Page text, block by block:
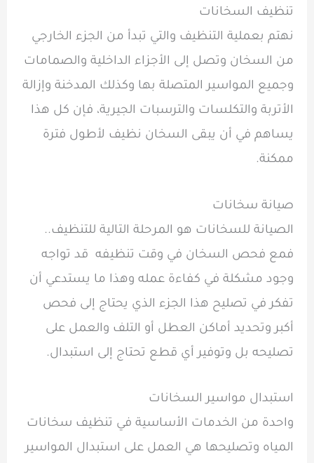
تنظيف السخانات
نهتم بعملية التنظيف والتي تبدأ من الجزء الخارجي
من السخان وتصل إلى الأجزاء الداخلية والصمامات
وجميع المواسير المتصلة بها وكذلك المدخنة وإزالة
الأتربة والتكلسات والترسبات الجيرية، فإن كل هذا
يساهم في أن يبقى السخان نظيف لأطول فترة
ممكنة.
صيانة سخانات
الصيانة للسخانات هو المرحلة التالية للتنظيف..
فمع فحص السخان في وقت تنظيفه قد تواجه
وجود مشكلة في كفاءة عمله وهذا ما يستدعي أن
تفكر في تصليح هذا الجزء الذي يحتاج إلى فحص
أكبر وتحديد أماكن العطل أو التلف والعمل على
تصليحه بل وتوفير أي قطع تحتاج إلى استبدال.
استبدال مواسير السخانات
واحدة من الخدمات الأساسية في تنظيف سخانات
المياه وتصليحها هي العمل على استبدال المواسير